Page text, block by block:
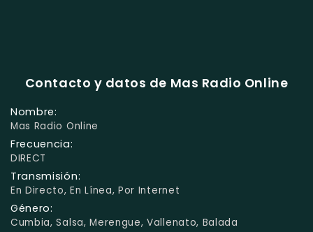
Contacto y datos de Mas Radio Online
Nombre:
Mas Radio Online
Frecuencia:
DIRECT
Transmisión:
En Directo, En Línea, Por Internet
Género:
Cumbia, Salsa, Merengue, Vallenato, Balada